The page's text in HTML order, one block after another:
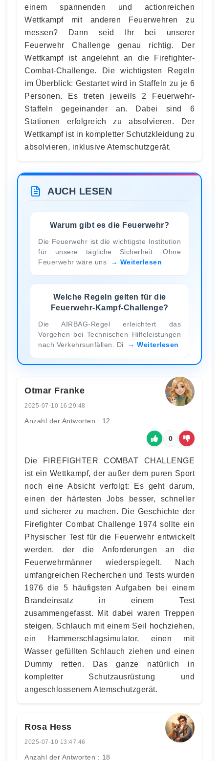
einem spannenden und actionreichen
Wettkampf mit anderen Feuerwehren zu
messen? Dann seid Ihr bei unserer
Feuerwehr Challenge genau richtig. Der
Wettkampf ist angelehnt an die Firefighter-
Combat-Challenge. Die wichtigsten Regeln
im Überblick: Gestartet wird in Staffeln zu je 6
Personen. Es treten jeweils 2 Feuerwehr-
Staffeln gegeinander an. Dabei sind 6
Stationen erfolgreich zu absolvieren. Der
Wettkampf ist in kompletter Schutzkleidung zu
absolvieren, inklusive Atemschutzgerät.
AUCH LESEN
Warum gibt es die Feuerwehr?
Die Feuerwehr ist die wichtigste Institution
für unsere tägliche Sicherheit. Ohne
Feuerwehr wäre uns
Weiterlesen
Welche Regeln gelten für die
Feuerwehr-Kampf-Challenge?
Die AIRBAG-Regel erleichtert das
Vorgehen bei Technischen Hilfeleistungen
nach Verkehrsunfällen. Di
Weiterlesen
Otmar Franke
2025-07-10 16:29:48
Anzahl der Antworten : 12
0
Die FIREFIGHTER COMBAT CHALLENGE
ist ein Wettkampf, der außer dem puren Sport
noch eine Absicht verfolgt: Es geht darum,
einen der härtesten Jobs besser, schneller
und sicherer zu machen. Die Geschichte der
Firefighter Combat Challenge 1974 sollte ein
Physischer Test für die Feuerwehr entwickelt
werden, der die Anforderungen an die
Feuerwehrmänner wiederspiegelt. Nach
umfangreichen Recherchen und Tests wurden
1976 die 5 häufigsten Aufgaben bei einem
Brandeinsatz in einem Test
zusammengefasst. Mit dabei waren Treppen
steigen, Schlauch mit einem Seil hochziehen,
ein Hammerschlagsimulator, einen mit
Wasser gefüllten Schlauch ziehen und einen
Dummy retten. Das ganze natürlich in
kompletter Schutzausrüstung und
angeschlossenem Atemschutzgerät.
Rosa Hess
2025-07-10 13:47:46
Anzahl der Antworten : 18